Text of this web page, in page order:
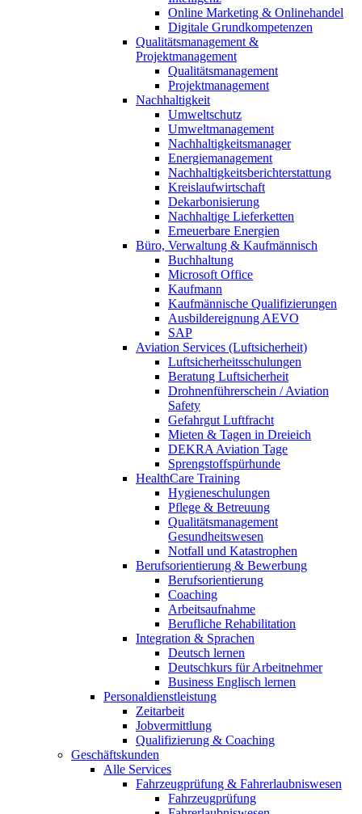
Online Marketing & Onlinehandel
Digitale Grundkompetenzen
Qualitätsmanagement &
Projektmanagement
Qualitätsmanagement
Projektmanagement
Nachhaltigkeit
Umweltschutz
Umweltmanagement
Nachhaltigkeitsmanager
Energiemanagement
Nachhaltigkeitsberichterstattung
Kreislaufwirtschaft
Dekarbonisierung
Nachhaltige Lieferketten
Erneuerbare Energien
Büro, Verwaltung & Kaufmännisch
Buchhaltung
Microsoft Office
Kaufmann
Kaufmännische Qualifizierungen
Ausbildereignung AEVO
SAP
Aviation Services (Luftsicherheit)
Luftsicherheitsschulungen
Beratung Luftsicherheit
Drohnenführerschein / Aviation
Safety
Gefahrgut Luftfracht
Mieten & Tagen in Dreieich
DEKRA Aviation Tage
Sprengstoffspürhunde
HealthCare Training
Hygieneschulungen
Pflege & Betreuung
Qualitätsmanagement
Gesundheitswesen
Notfall und Katastrophen
Berufsorientierung & Bewerbung
Berufsorientierung
Coaching
Arbeitsaufnahme
Berufliche Rehabilitation
Integration & Sprachen
Deutsch lernen
Deutschkurs für Arbeitnehmer
Business Englisch lernen
Personaldienstleistung
Zeitarbeit
Jobvermittlung
Qualifizierung & Coaching
Geschäftskunden
Alle Services
Fahrzeugprüfung & Fahrerlaubniswesen
Fahrzeugprüfung